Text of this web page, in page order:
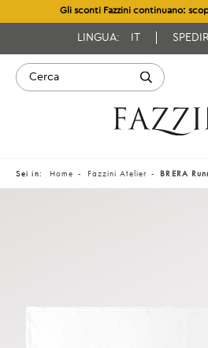
Gli sconti Fazzini continuano:
LINGUA:
Sei in: Home Fazzini Atelier BRERA